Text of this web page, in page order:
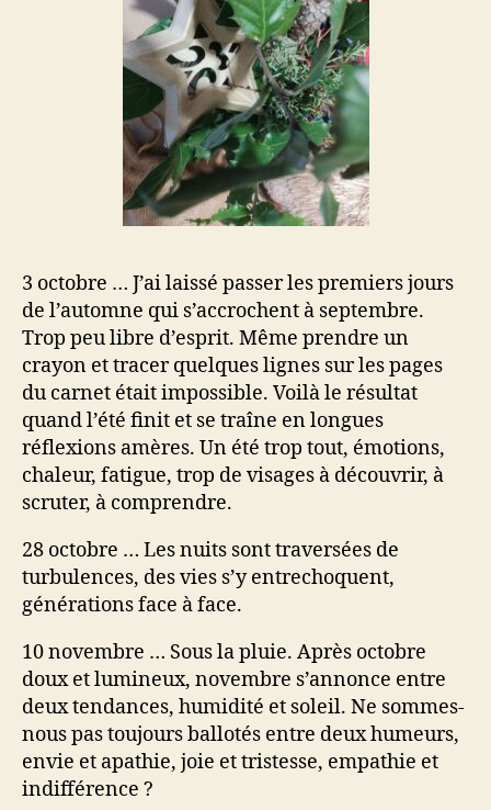
3 octobre … J’ai laissé passer les premiers jours
de l’automne qui s’accrochent à septembre.
Trop peu libre d’esprit. Même prendre un
crayon et tracer quelques lignes sur les pages
du carnet était impossible. Voilà le résultat
quand l’été finit et se traîne en longues
réflexions amères. Un été trop tout, émotions,
chaleur, fatigue, trop de visages à découvrir, à
scruter, à comprendre.
28 octobre … Les nuits sont traversées de
turbulences, des vies s’y entrechoquent,
générations face à face.
10 novembre … Sous la pluie. Après octobre
doux et lumineux, novembre s’annonce entre
deux tendances, humidité et soleil. Ne sommes-
nous pas toujours ballotés entre deux humeurs,
envie et apathie, joie et tristesse, empathie et
indifférence ?